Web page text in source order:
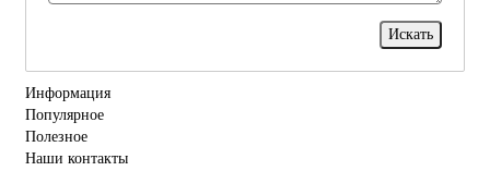
Информация
Популярное
Полезное
Наши контакты